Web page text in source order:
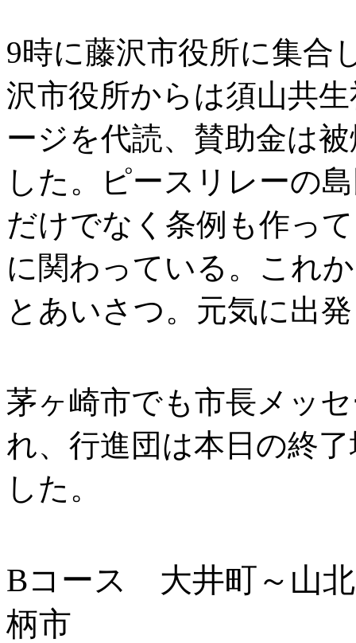
9時に藤沢市役所に集合
沢市役所からは須山共
ージを代読、賛助金は
した。ピースリレーの
だけでなく条例も作っ
に関わっている。これ
とあいさつ。元気に出
茅ヶ崎市でも市長メッ
れ、行進団は本日の終
した。
Bコース 大井町～山
柄市